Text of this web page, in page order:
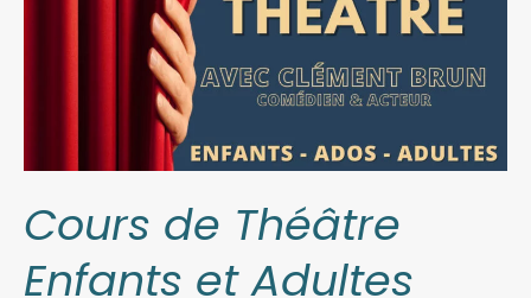
Cours de Théâtre
Enfants et Adultes
(2022-
2023)